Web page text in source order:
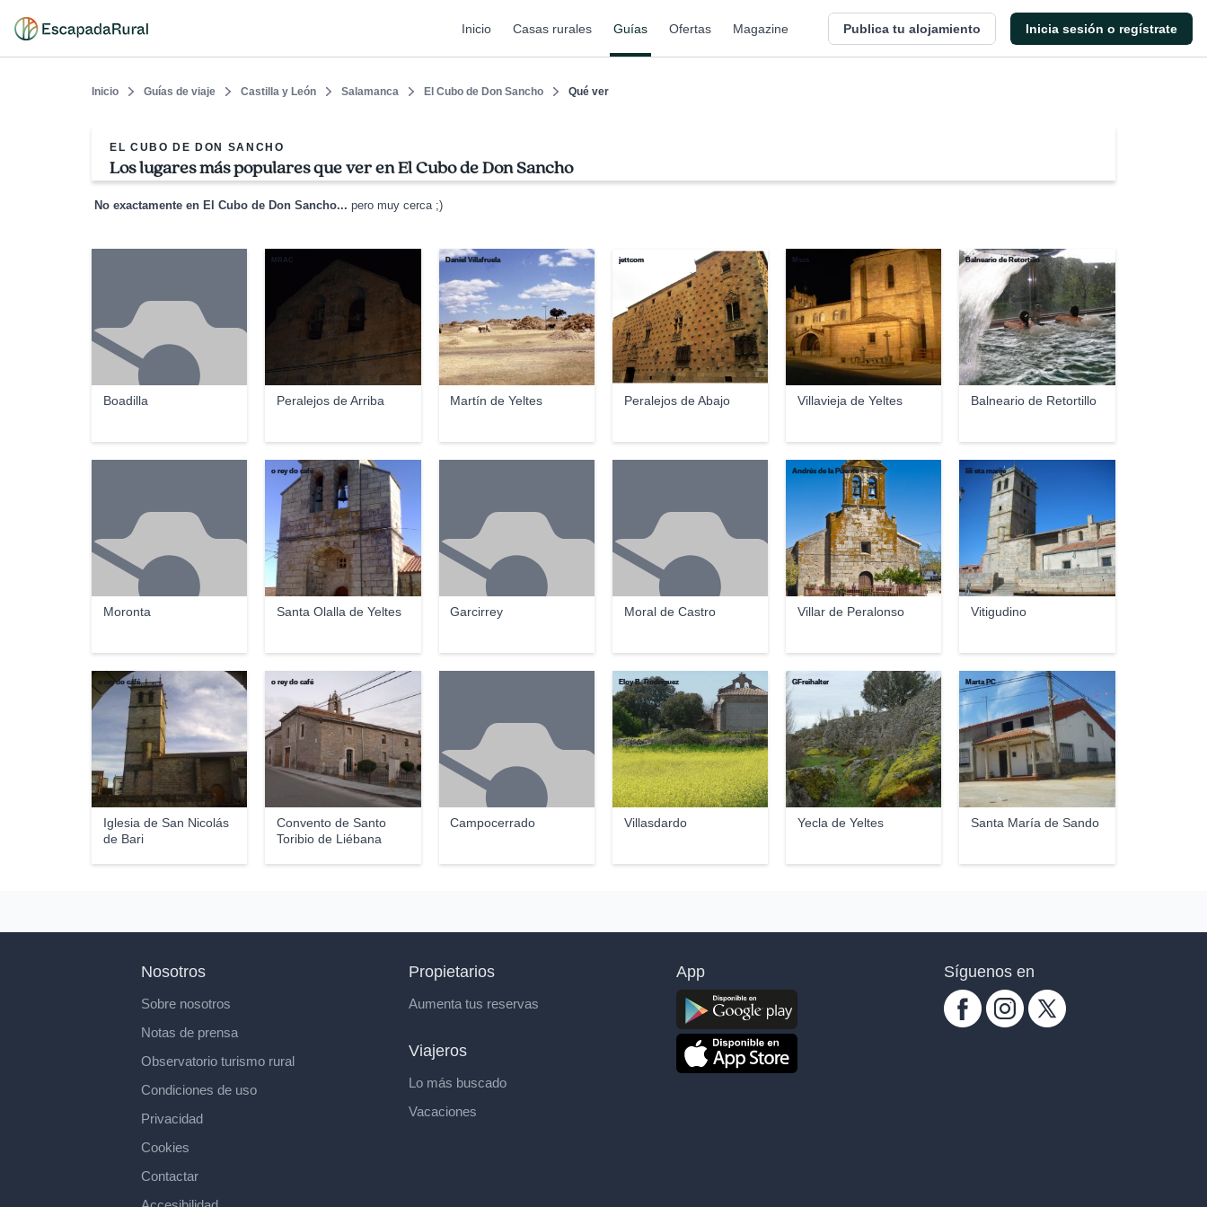
Inicio Casas rurales Guías Ofertas Magazine Publica tu alojamiento Inicia sesión o regístrate
Inicio Guías de viaje Castilla y León Salamanca El Cubo de Don Sancho Qué ver
EL CUBO DE DON SANCHO
Los lugares más populares que ver en El Cubo de Don Sancho
No exactamente en El Cubo de Don Sancho... pero muy cerca ;)
Boadilla Peralejos de Arriba
MRAC
Martín de Yeltes
Daniel Villafruela
Peralejos de Abajo
jettcom
Villavieja de Yeltes
Mscs
Balneario de Retortillo
Balneario de Retortillo
Moronta Santa Olalla de Yeltes
o rey do café
Garcirrey Moral de Castro Villar de Peralonso
Andrés de la Puente
Vitigudino
lili eta marije
Iglesia de San Nicolás
de Bari
o rey do café
Convento de Santo
Toribio de Liébana
o rey do café
Campocerrado Villasdardo
Eloy B. Rodriguez
Yecla de Yeltes
GFreihalter
Santa María de Sando
Marta PC
Nosotros
Sobre nosotros
Notas de prensa
Observatorio turismo rural
Condiciones de uso
Privacidad
Cookies
Contactar
Propietarios
Aumenta tus reservas
Viajeros
Lo más buscado
Vacaciones
App Síguenos en